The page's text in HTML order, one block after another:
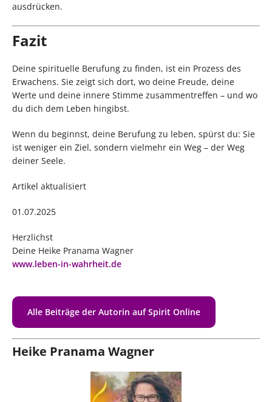
ausdrücken.
Fazit
Deine spirituelle Berufung zu finden, ist ein Prozess des
Erwachens. Sie zeigt sich dort, wo deine Freude, deine
Werte und deine innere Stimme zusammentreffen – und wo
du dich dem Leben hingibst.
Wenn du beginnst, deine Berufung zu leben, spürst du: Sie
ist weniger ein Ziel, sondern vielmehr ein Weg – der Weg
deiner Seele.
Artikel aktualisiert
01.07.2025
Herzlichst
Deine Heike Pranama Wagner
www.leben-in-wahrheit.de
Alle Beiträge der Autorin auf Spirit Online
Heike Pranama Wagner